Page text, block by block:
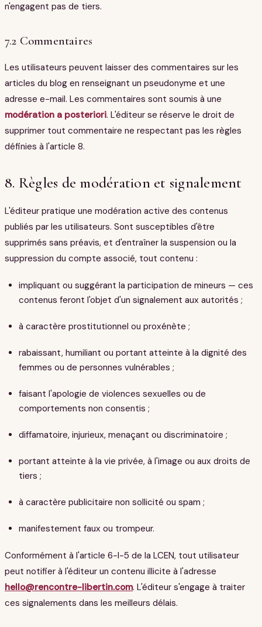
n'engagent pas de tiers.
7.2 Commentaires
Les utilisateurs peuvent laisser des commentaires sur les
articles du blog en renseignant un pseudonyme et une
adresse e-mail. Les commentaires sont soumis à une
modération a posteriori. L'éditeur se réserve le droit de
supprimer tout commentaire ne respectant pas les règles
définies à l'article 8.
8. Règles de modération et signalement
L'éditeur pratique une modération active des contenus
publiés par les utilisateurs. Sont susceptibles d'être
supprimés sans préavis, et d'entraîner la suspension ou la
suppression du compte associé, tout contenu :
impliquant ou suggérant la participation de mineurs — ces
contenus feront l'objet d'un signalement aux autorités ;
à caractère prostitutionnel ou proxénète ;
rabaissant, humiliant ou portant atteinte à la dignité des
femmes ou de personnes vulnérables ;
faisant l'apologie de violences sexuelles ou de
comportements non consentis ;
diffamatoire, injurieux, menaçant ou discriminatoire ;
portant atteinte à la vie privée, à l'image ou aux droits de
tiers ;
à caractère publicitaire non sollicité ou spam ;
manifestement faux ou trompeur.
Conformément à l'article 6-I-5 de la LCEN, tout utilisateur
peut notifier à l'éditeur un contenu illicite à l'adresse
hello@rencontre-libertin.com. L'éditeur s'engage à traiter
ces signalements dans les meilleurs délais.